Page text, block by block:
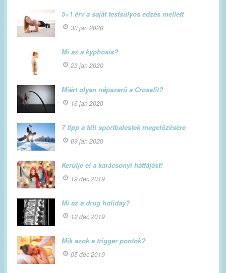
5+1 érv a saját testsúlyos edzés mellett
30 jan 2020
Mi az a kyphosis?
23 jan 2020
Miért olyan népszerű a Crossfit?
16 jan 2020
7 tipp a téli sportbalestek megelőzésére
09 jan 2020
Kerülje el a karácsonyi hátfájást!
19 dec 2019
Mi az a drug holiday?
12 dec 2019
Mik azok a trigger pontok?
05 dec 2019